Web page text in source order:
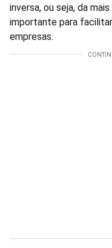
inversa, ou seja, da
importante para
empresas.